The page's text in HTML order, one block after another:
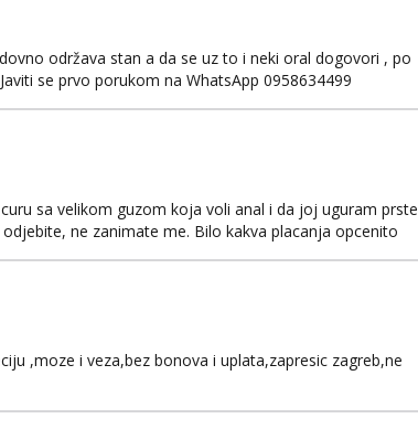
održava stan a da se uz to i neki oral dogovori , po
se prvo porukom na WhatsApp 0958634499
sa velikom guzom koja voli anal i da joj uguram prste
ne zanimate me. Bilo kakva placanja opcenito
,moze i veza,bez bonova i uplata,zapresic zagreb,ne